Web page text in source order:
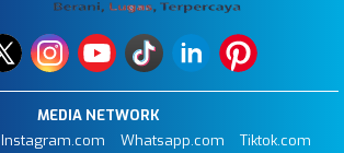
MEDIA NETWORK
Instagram.com Whatsapp.com Tiktok.com